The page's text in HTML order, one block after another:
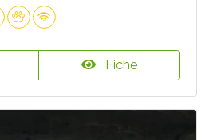
Fiche